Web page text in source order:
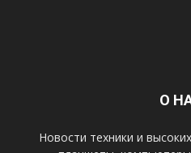
О
Новости техники и